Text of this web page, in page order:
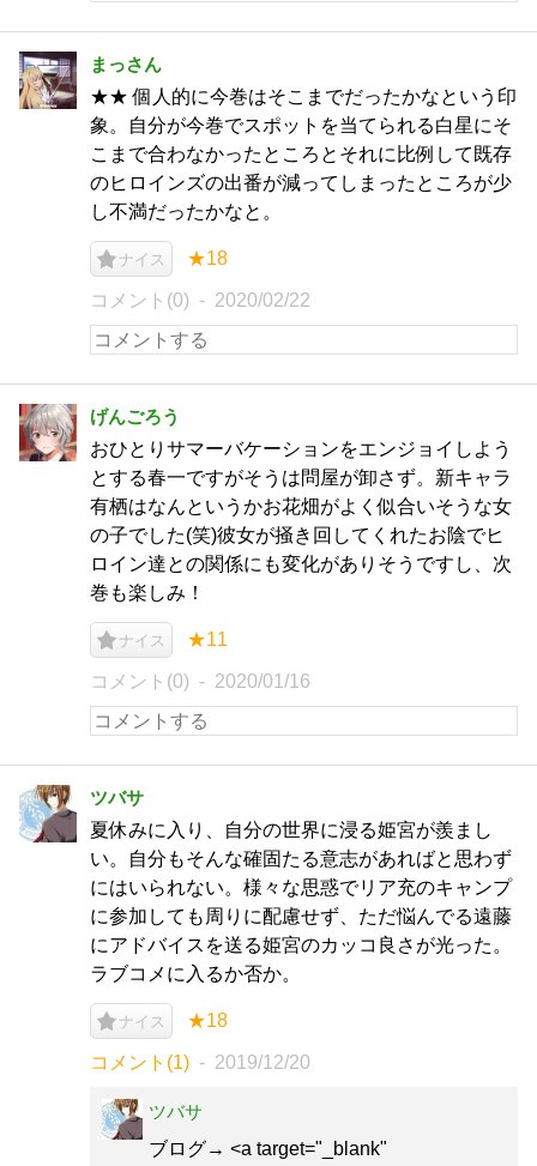
まっさん
★★ 個人的に今巻はそこまでだったかなという印
象。自分が今巻でスポットを当てられる白星にそ
こまで合わなかったところとそれに比例して既存
のヒロインズの出番が減ってしまったところが少
し不満だったかなと。
ナイス ★18
コメント(0) 2020/02/22
げんごろう
おひとりサマーバケーションをエンジョイしよう
とする春一ですがそうは問屋が卸さず。新キャラ
有栖はなんというかお花畑がよく似合いそうな女
の子でした(笑)彼女が掻き回してくれたお陰でヒ
ロイン達との関係にも変化がありそうですし、次
巻も楽しみ！
ナイス ★11
コメント(0) 2020/01/16
ツバサ
夏休みに入り、自分の世界に浸る姫宮が羨まし
い。自分もそんな確固たる意志があればと思わず
にはいられない。様々な思惑でリア充のキャンプ
に参加しても周りに配慮せず、ただ悩んでる遠藤
にアドバイスを送る姫宮のカッコ良さが光った。
ラブコメに入るか否か。
ナイス ★18
コメント(1) 2019/12/20
ツバサ
ブログ→ <a target="_blank"